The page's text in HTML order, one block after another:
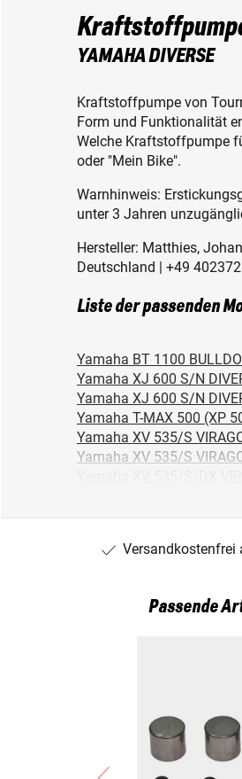
YAMAHA DIVERSE
Kraftstoffpumpe von
Form und Funktionalität
Welche Kraftstoffpumpe
oder "Mein Bike".
Warnhinweis:
unter 3 Jahren
Hersteller: Matthies,
Deutschland | +49
Liste der passenden
Yamaha BT 1100
Yamaha XJ 600 S/N
Yamaha XJ 600 S/N
Yamaha T-MAX 500 (XP
Yamaha XV 535/S
Yamaha XV 535/S
Yamaha XVS 650 DRAG
Yamaha XJ 600 S/N
Piaggio CARNABY 125
Vespa LX 125 (M44100/
Gilera NEXUS 125
Gilera RUNNER ST 200
Vespa S 125/I.E. (S125-
Versandkostenfrei
Passende